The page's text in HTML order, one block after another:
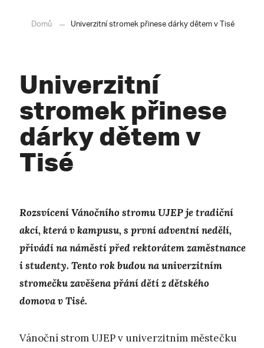
Domů Univerzitní stromek přinese dárky dětem v Tisé
Univerzitní
stromek přinese
dárky dětem v
Tisé
Rozsvícení Vánočního stromu UJEP je tradiční
akcí, která v kampusu, s první adventní nedělí,
přivádí na náměstí před rektorátem zaměstnance
i studenty. Tento rok budou na univerzitním
stromečku zavěšena přání dětí z dětského
domova v Tisé.
Vánoční strom UJEP v univerzitním městečku